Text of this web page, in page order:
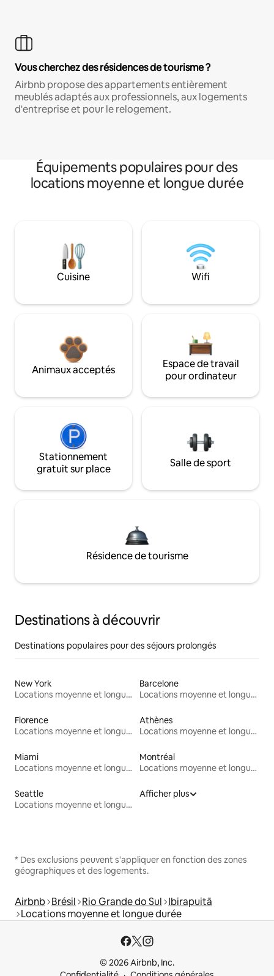
Vous cherchez des résidences de tourisme ?
Airbnb propose des appartements entièrement
meublés adaptés aux professionnels, aux logements
d'entreprise et pour le relogement.
Équipements populaires pour des
locations moyenne et longue durée
Cuisine Wifi
Animaux acceptés
Espace de travail
pour ordinateur
Stationnement
gratuit sur place
Salle de sport
Résidence de tourisme
Destinations à découvrir
Destinations populaires pour des séjours prolongés
New York
Locations moyenne et longue durée
Barcelone
Locations moyenne et longue durée
Florence
Locations moyenne et longue durée
Athènes
Locations moyenne et longue durée
Miami
Locations moyenne et longue durée
Montréal
Locations moyenne et longue durée
Seattle
Locations moyenne et longue durée
Afficher plus
* Des exclusions peuvent s'appliquer en fonction des zones
géographiques et des logements.
Airbnb Brésil Rio Grande do Sul Ibirapuitã
Locations moyenne et longue durée
© 2026 Airbnb, Inc.